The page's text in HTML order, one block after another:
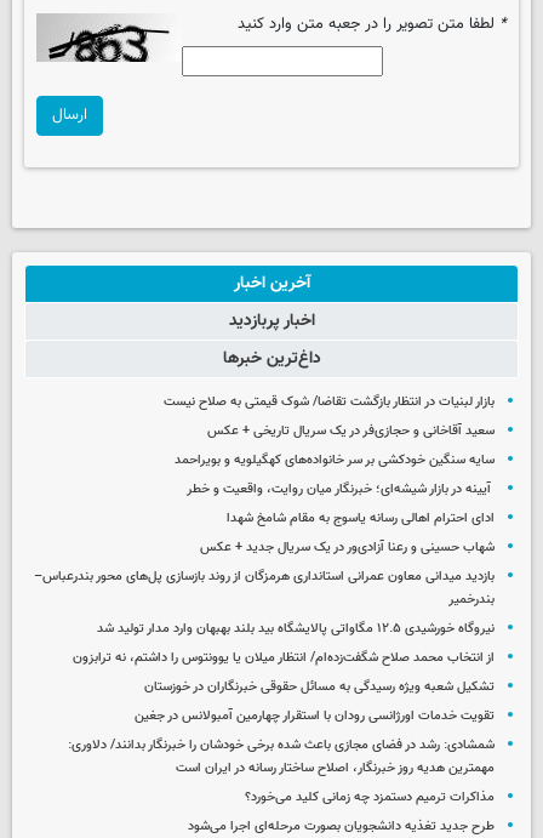
* لطفا متن تصویر را در جعبه متن وارد کنید
ارسال
آخرین اخبار
اخبار پربازدید
داغ‌ترین خبرها
بازار لبنیات در انتظار بازگشت تقاضا/ شوک قیمتی به صلاح نیست
سعید آقاخانی و حجازی‌فر در یک سریال تاریخی + عکس
سایه سنگین خودکشی بر سر خانواده‌های کهگیلویه و بویراحمد
آیینه در بازار شیشه‌ای؛ خبرنگار میان روایت، واقعیت و خطر
ادای احترام اهالی رسانه یاسوج به مقام شامخ شهدا
شهاب حسینی و رعنا آزادی‌ور در یک سریال جدید + عکس
بازدید میدانی معاون عمرانی استانداری هرمزگان از روند بازسازی پل‌های محور بندرعباس–
بندرخمیر
نیروگاه خورشیدی ۱۲.۵ مگاواتی پالایشگاه بید بلند بهبهان وارد مدار تولید شد
از انتخاب محمد صلاح شگفت‌زده‌ام/ انتظار میلان یا یوونتوس را داشتم، نه ترابزون
تشکیل شعبه ویژه رسیدگی به مسائل حقوقی خبرنگاران در خوزستان
تقویت خدمات اورژانسی رودان با استقرار چهارمین آمبولانس در جغین
شمشادی: رشد در فضای مجازی باعث شده برخی خودشان را خبرنگار بدانند/ دلاوری:
مهمترین هدیه‌ روز خبرنگار، اصلاح ساختار رسانه در ایران است
مذاکرات ترمیم دستمزد چه زمانی کلید می‌خورد؟
طرح جدید تغذیه دانشجویان بصورت مرحله‌ای اجرا می‌شود